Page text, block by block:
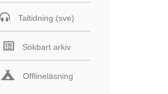
Taltidning (sve)
Sökbart arkiv
Offlineläsning